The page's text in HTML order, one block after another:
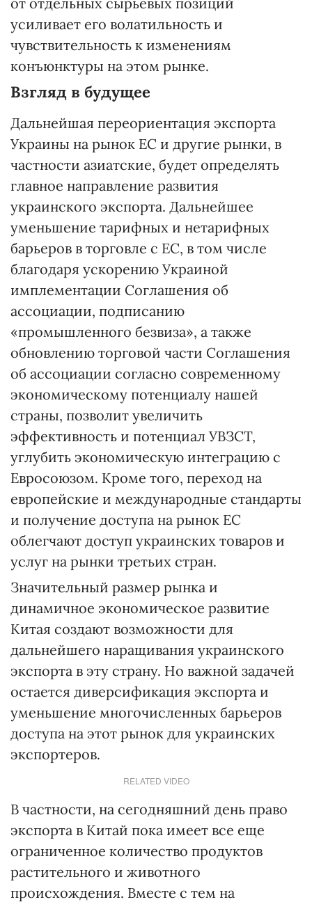
усиливает его волатильность и
чувствительность к изменениям
конъюнктуры на этом рынке.
Взгляд в будущее
Дальнейшая переориентация экспорта
Украины на рынок ЕС и другие рынки, в
частности азиатские, будет определять
главное направление развития
украинского экспорта. Дальнейшее
уменьшение тарифных и нетарифных
барьеров в торговле с ЕС, в том числе
благодаря ускорению Украиной
имплементации Соглашения об
ассоциации, подписанию
«промышленного безвиза», а также
обновлению торговой части Соглашения
об ассоциации согласно современному
экономическому потенциалу нашей
страны, позволит увеличить
эффективность и потенциал УВЗСТ,
углубить экономическую интеграцию с
Евросоюзом. Кроме того, переход на
европейские и международные стандарты
и получение доступа на рынок ЕС
облегчают доступ украинских товаров и
услуг на рынки третьих стран.
Значительный размер рынка и
динамичное экономическое развитие
Китая создают возможности для
дальнейшего наращивания украинского
экспорта в эту страну. Но важной задачей
остается диверсификация экспорта и
уменьшение многочисленных барьеров
доступа на этот рынок для украинских
экспортеров.
RELATED VIDEO
В частности, на сегодняшний день право
экспорта в Китай пока имеет все еще
ограниченное количество продуктов
растительного и животного
происхождения. Вместе с тем на